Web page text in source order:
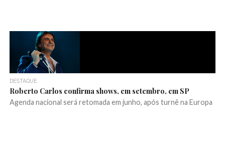
DESTAQUE
Roberto Carlos confirma shows, em setembro, em SP
Agenda nacional será retomada em junho, após turnê na Europa